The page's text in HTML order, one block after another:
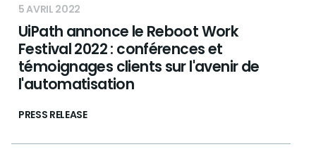
5 AVRIL 2022
UiPath annonce le Reboot Work
Festival 2022 : conférences et
témoignages clients sur l'avenir de
l'automatisation
PRESS RELEASE